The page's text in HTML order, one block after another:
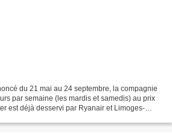
du 21 mai au 24 septembre, la compagnie
par semaine (les mardis et samedis) au prix
est déjà desservi par Ryanair et Limoges-